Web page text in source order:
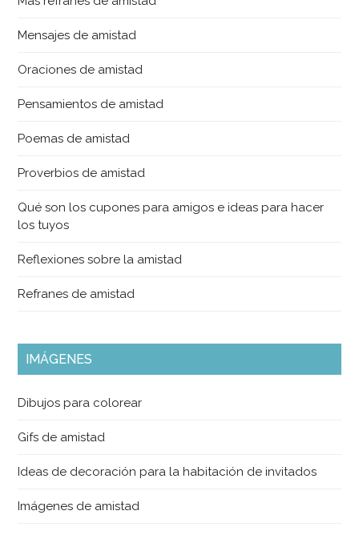
Mensajes de amistad
Oraciones de amistad
Pensamientos de amistad
Poemas de amistad
Proverbios de amistad
Qué son los cupones para amigos e ideas para hacer
los tuyos
Reflexiones sobre la amistad
Refranes de amistad
IMÁGENES
Dibujos para colorear
Gifs de amistad
Ideas de decoración para la habitación de invitados
Imágenes de amistad